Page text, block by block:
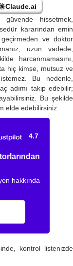
Claude.ai
hissetmek,
kararından emin
ve doktor
uzun vadede,
harcanmamasını,
hiç kimse, mutsuz ve
Bu nedenle,
adımı takip edebilir;
Bu şekilde
elde edebilirsiniz.
4.7
hakkında
kontrol listenizde